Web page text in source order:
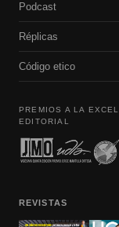
Podcast
Réplicas
Código etico
PREMIOS A LA
EDITORIAL
REVISTAS